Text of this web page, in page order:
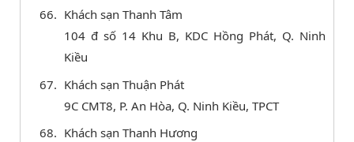
Khách sạn Thanh Tâm
104 đ số 14 Khu B, KDC Hồng Phát, Q. Ninh
Kiều
Khách sạn Thuận Phát
9C CMT8, P. An Hòa, Q. Ninh Kiều, TPCT
Khách sạn Thanh Hương